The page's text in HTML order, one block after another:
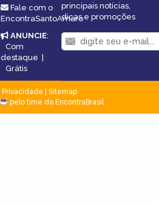
Fale com o
EncontraSantoAmaro
ANUNCIE:
Com
destaque |
Grátis
principais notícias,
dicas e promoções
Privacidade
Sitemap
pelo time do EncontraBrasil